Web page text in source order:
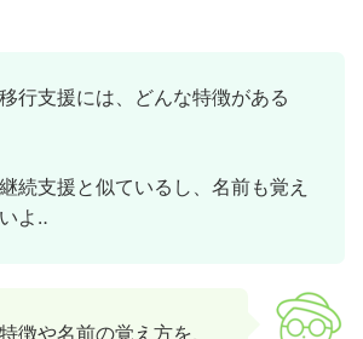
行支援には、どんな特徴がある
続支援と似ているし、名前も覚え
よ‥
徴や名前の覚え方を、